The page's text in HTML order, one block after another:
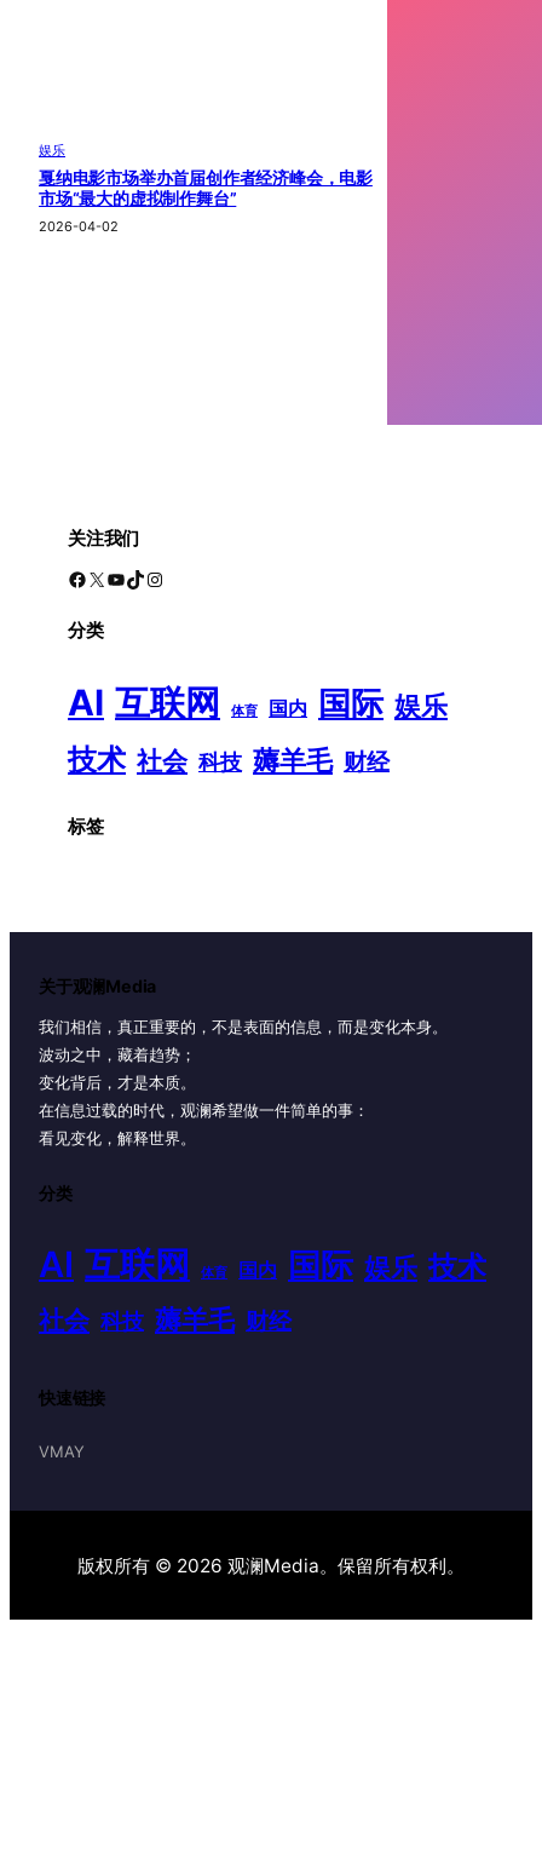
娱乐
戛纳电影市场举办首届创作者经济峰会，电影
市场“最大的虚拟制作舞台”
2026-04-02
关注我们
Facebook X YouTube TikTok Instagram
分类
AI 互联网 体育 国内 国际 娱乐
技术 社会 科技 薅羊毛 财经
标签
关于观澜Media
我们相信，真正重要的，不是表面的信息，而是变化本身。
波动之中，藏着趋势；
变化背后，才是本质。
在信息过载的时代，观澜希望做一件简单的事：
看见变化，解释世界。
分类
AI 互联网 体育 国内 国际 娱乐 技术
社会 科技 薅羊毛 财经
快速链接
VMAY
版权所有 © 2026 观澜Media。保留所有权利。